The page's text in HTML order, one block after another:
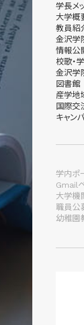
学長メ
大学概
教員紹
金沢学
情報公
校歌・
金沢学
図書館
産学地
国際交
キャン
学内ポ
Gmail
大学機
職員公
幼稚園